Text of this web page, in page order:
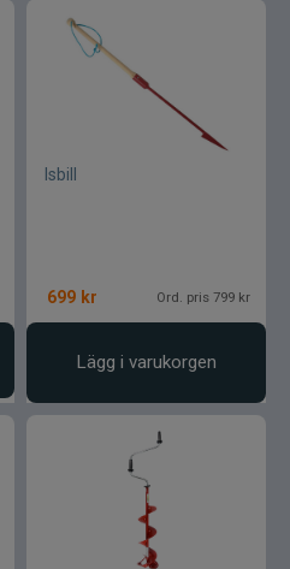
Isbill
699 kr Ord. pris 799 kr
Lägg i varukorgen